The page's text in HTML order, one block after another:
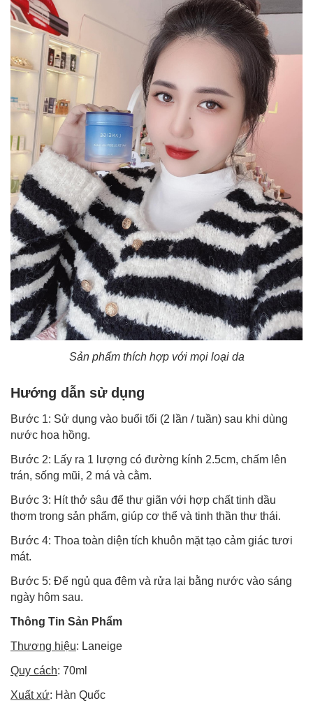
Sản phẩm thích hợp với mọi loại da
Hướng dẫn sử dụng
Bước 1: Sử dụng vào buổi tối (2 lần / tuần) sau khi dùng
nước hoa hồng.
Bước 2: Lấy ra 1 lượng có đường kính 2.5cm, chấm lên
trán, sống mũi, 2 má và cằm.
Bước 3: Hít thở sâu để thư giãn với hợp chất tinh dầu
thơm trong sản phẩm, giúp cơ thể và tinh thần thư thái.
Bước 4: Thoa toàn diện tích khuôn mặt tạo cảm giác tươi
mát.
Bước 5: Để ngủ qua đêm và rửa lại bằng nước vào sáng
ngày hôm sau.
Thông Tin Sản Phẩm
Thương hiệu: Laneige
Quy cách: 70ml
Xuất xứ: Hàn Quốc